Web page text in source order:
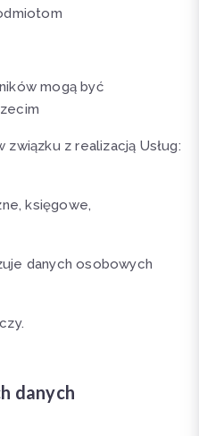
mogą być
związku z realizacją Usług:
księgowe,
danych osobowych
danych